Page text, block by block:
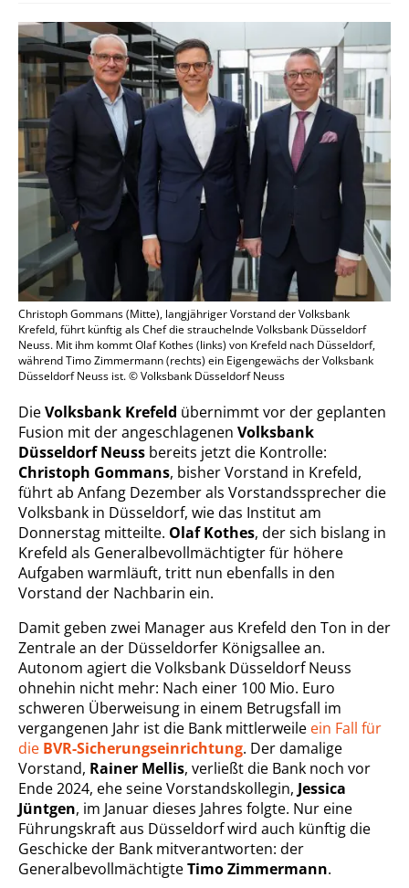
Christoph Gommans (Mitte), langjähriger Vorstand der Volksbank
Krefeld, führt künftig als Chef die strauchelnde Volksbank Düsseldorf
Neuss. Mit ihm kommt Olaf Kothes (links) von Krefeld nach Düsseldorf,
während Timo Zimmermann (rechts) ein Eigengewächs der Volksbank
Düsseldorf Neuss ist. © Volksbank Düsseldorf Neuss
DieVolksbank Krefeld übernimmt vor der geplanten
Fusion mit der angeschlagenen Volksbank
Düsseldorf Neuss bereits jetzt die Kontrolle:
Christoph Gommans, bisher Vorstand in Krefeld,
führt ab Anfang Dezember als Vorstandssprecher die
Volksbank in Düsseldorf, wie das Institut am
Donnerstag mitteilte. Olaf Kothes, der sich bislang in
Krefeld als Generalbevollmächtigter für höhere
Aufgaben warmläuft, tritt nun ebenfalls in den
Vorstand der Nachbarin ein.
Damit geben zwei Manager aus Krefeld den Ton in der
Zentrale an der Düsseldorfer Königsallee an.
Autonom agiert die Volksbank Düsseldorf Neuss
ohnehin nicht mehr: Nach einer 100 Mio. Euro
schweren Überweisung in einem Betrugsfall im
vergangenen Jahr ist die Bank mittlerweile ein Fall für
die BVR-Sicherungseinrichtung. Der damalige
Vorstand, Rainer Mellis, verließt die Bank noch vor
Ende 2024, ehe seine Vorstandskollegin, Jessica
Jüntgen, im Januar dieses Jahres folgte. Nur eine
Führungskraft aus Düsseldorf wird auch künftig die
Geschicke der Bank mitverantworten: der
GeneralbevollmächtigteTimo Zimmermann.